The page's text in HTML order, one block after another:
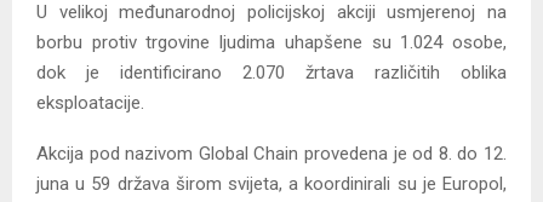
U velikoj međunarodnoj policijskoj akciji usmjerenoj na
borbu protiv trgovine ljudima uhapšene su 1.024 osobe,
dok je identificirano 2.070 žrtava različitih oblika
eksploatacije.
Akcija pod nazivom Global Chain provedena je od 8. do 12.
juna u 59 država širom svijeta, a koordinirali su je Europol,